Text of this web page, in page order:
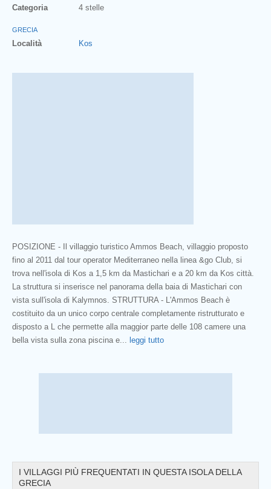
Categoria 4 stelle
GRECIA
Località Kos
POSIZIONE - Il villaggio turistico Ammos Beach, villaggio proposto
fino al 2011 dal tour operator Mediterraneo nella linea &go Club, si
trova nell'isola di Kos a 1,5 km da Mastichari e a 20 km da Kos città.
La struttura si inserisce nel panorama della baia di Mastichari con
vista sull'isola di Kalymnos. STRUTTURA - L'Ammos Beach è
costituito da un unico corpo centrale completamente ristrutturato e
disposto a L che permette alla maggior parte delle 108 camere una
bella vista sulla zona piscina e... leggi tutto
I VILLAGGI PIÙ FREQUENTATI IN QUESTA ISOLA DELLA
GRECIA